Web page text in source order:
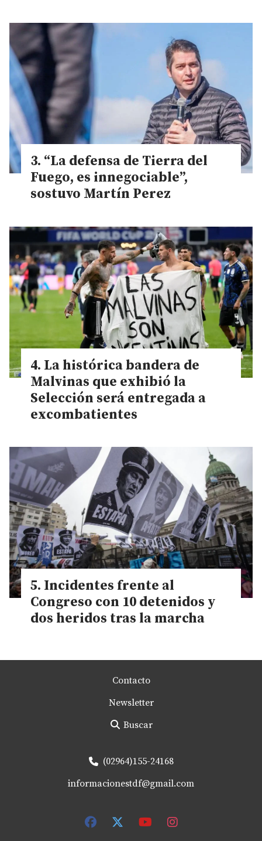
“La defensa de Tierra del
Fuego, es innegociable”,
sostuvo Martín Perez
La histórica bandera de
Malvinas que exhibió la
Selección será entregada a
excombatientes
Incidentes frente al
Congreso con 10 detenidos y
dos heridos tras la marcha
Contacto
Newsletter
Buscar
(02964)155-24168
informacionestdf@gmail.com